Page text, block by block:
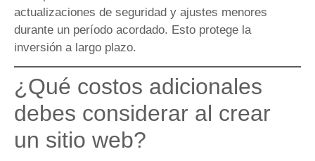
actualizaciones de seguridad y ajustes menores
durante un período acordado. Esto protege la
inversión a largo plazo.
¿Qué costos adicionales
debes considerar al crear
un sitio web?